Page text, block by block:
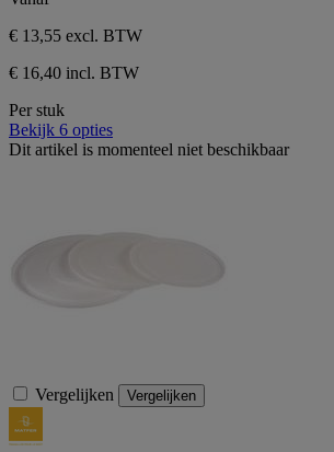
€ 13,55 excl. BTW
€ 16,40 incl. BTW
Per stuk
Bekijk 6 opties
Dit artikel is momenteel niet beschikbaar
Vergelijken Vergelijken